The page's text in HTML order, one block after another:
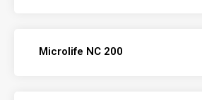
Microlife NC 200